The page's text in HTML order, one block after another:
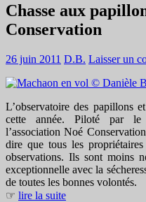
Chasse aux
Conservation
26 juin 2011 D.B. Laisser un
L’observatoire des papillons
cette année. Piloté par le
l’association Noé
dire que tous les
observations. Ils sont moins
exceptionnelle avec la
de toutes les bonnes volontés.
☞ lire la suite